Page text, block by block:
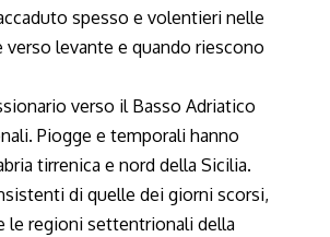
spesso e volentieri nelle
levante e quando riescono
verso il Basso Adriatico
Piogge e temporali hanno
tirrenica e nord della Sicilia.
di quelle dei giorni scorsi,
le regioni settentrionali della